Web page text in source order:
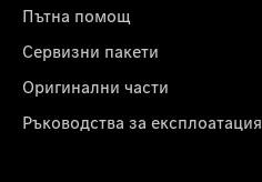
Пътна помощ
Сервизни пакети
Оригинални части
Ръководства за експлоатация